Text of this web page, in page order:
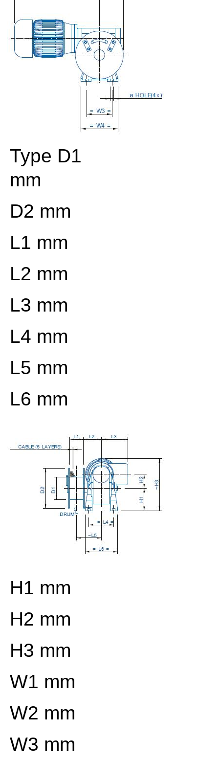
Type D1
mm
D2 mm
L1 mm
L2 mm
L3 mm
L4 mm
L5 mm
L6 mm
H1 mm
H2 mm
H3 mm
W1 mm
W2 mm
W3 mm